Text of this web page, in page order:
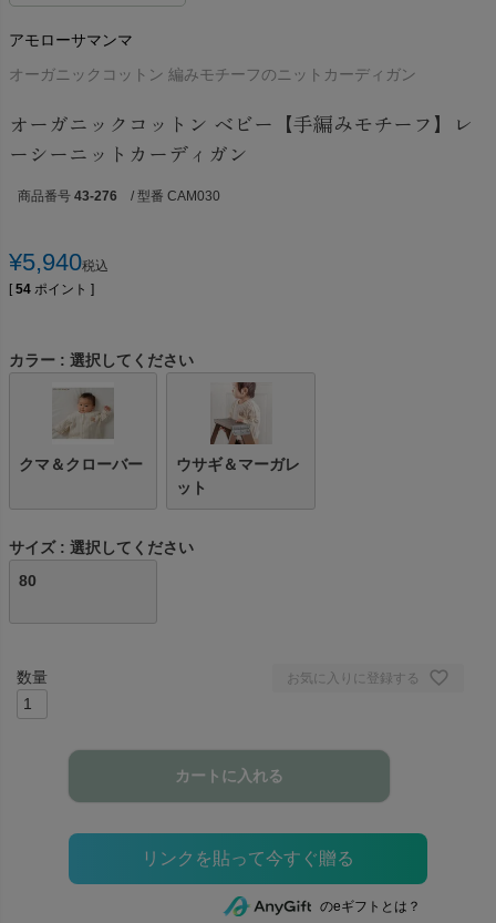
アモローサマンマ
オーガニックコットン 編みモチーフのニットカーディガン
オーガニックコットン ベビー【手編みモチーフ】レ
ーシーニットカーディガン
商品番号 43-276 / 型番 CAM030
¥5,940税込
[ 54 ポイント ]
カラー 選択してください
クマ＆クローバー
ウサギ＆マーガレ
ット
サイズ
選択してください
80
お気に入りに登録する
カートに入れる
のeギフトとは？